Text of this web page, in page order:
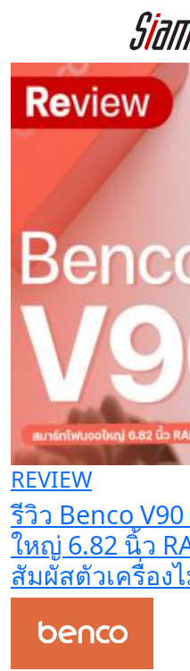
REVIEW
รีวิว Benco
ใหญ่ 6.82 นิ้ว
สัมผัสตัวเครื่อง